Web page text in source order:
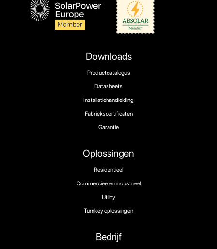
Bedrijf
Oplossingen
Residentieel
Commercieel en industrieel
Utility
Turnkey oplossingen
Downloads
Productcatalogus
Datasheets
Installatiehandleiding
Fabriekscertificaten
Garantie